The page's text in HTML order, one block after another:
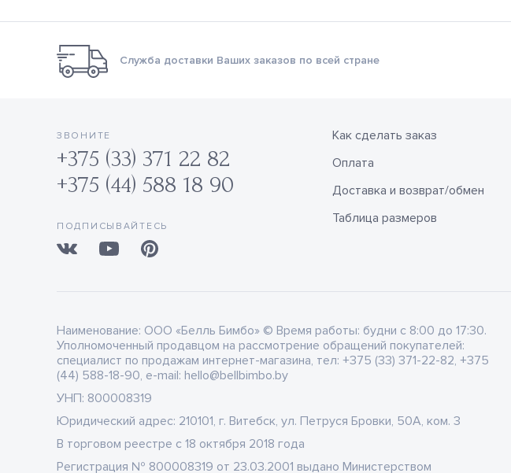
Служба доставки Ваших заказов по всей стране
ЗВОНИТЕ
+375 (33) 371 22 82
+375 (44) 588 18 90
ПОДПИСЫВАЙТЕСЬ
Как сделать заказ
Оплата
Доставка и возврат/обмен
Таблица размеров
Наименование: ООО «Белль Бимбо» © Время работы: будни с 8:00 до 17:30.
Уполномоченный продавцом на рассмотрение обращений покупателей:
специалист по продажам интернет-магазина, тел: +375 (33) 371-22-82, +375
(44) 588-18-90, e-mail: hello@bellbimbo.by
УНП: 800008319
Юридический адрес: 210101, г. Витебск, ул. Петруся Бровки, 50А, ком. 3
В торговом реестре c 18 октября 2018 года
Регистрация № 800008319 от 23.03.2001 выдано Министерством